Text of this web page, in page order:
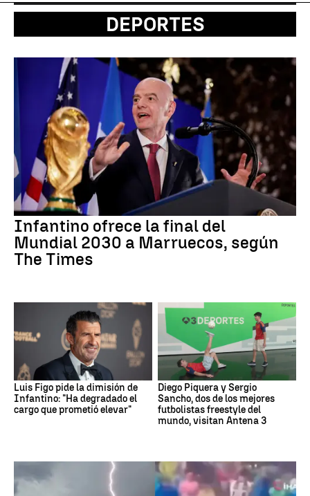
DEPORTES
Infantino ofrece la final del
Mundial 2030 a Marruecos, según
The Times
Luis Figo pide la dimisión de
Infantino: "Ha degradado el
cargo que prometió elevar"
Diego Piquera y Sergio
Sancho, dos de los mejores
futbolistas freestyle del
mundo, visitan Antena 3